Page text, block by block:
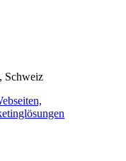
Schweiz